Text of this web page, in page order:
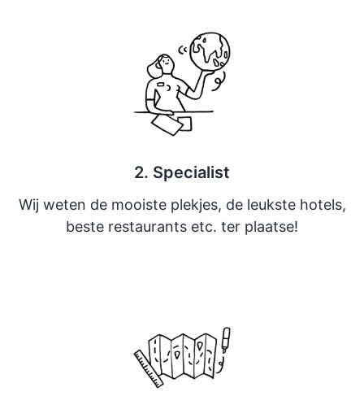
2. Specialist
Wij weten de mooiste plekjes, de leukste hotels,
beste restaurants etc. ter plaatse!